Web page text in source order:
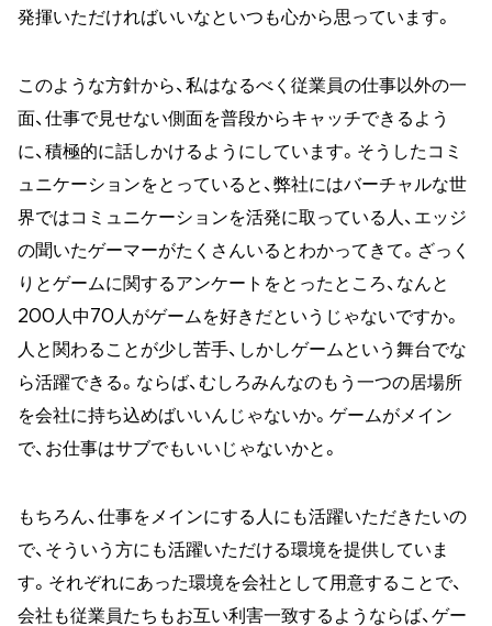
発揮いただければいいなといつも心から思っています。
このような方針から、私はなるべく従業員の仕事以外の一
面、仕事で見せない側面を普段からキャッチできるよう
に、積極的に話しかけるようにしています。そうしたコミ
ュニケーションをとっていると、弊社にはバーチャルな世
界ではコミュニケーションを活発に取っている人、エッジ
の聞いたゲーマーがたくさんいるとわかってきて。ざっく
りとゲームに関するアンケートをとったところ、なんと
200人中70人がゲームを好きだというじゃないですか。
人と関わることが少し苦手、しかしゲームという舞台でな
ら活躍できる。ならば、むしろみんなのもう一つの居場所
を会社に持ち込めばいいんじゃないか。ゲームがメイン
で、お仕事はサブでもいいじゃないかと。
もちろん、仕事をメインにする人にも活躍いただきたいの
で、そういう方にも活躍いただける環境を提供していま
す。それぞれにあった環境を会社として用意することで、
会社も従業員たちもお互い利害一致するようならば、ゲー